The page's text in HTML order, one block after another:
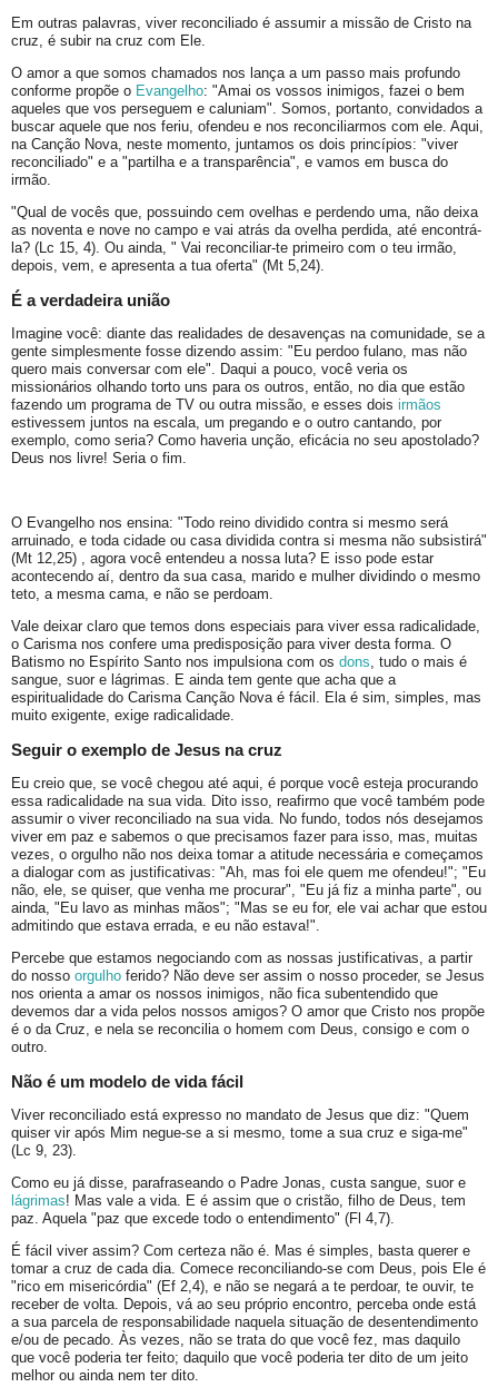
Em outras palavras, viver reconciliado é assumir a missão de Cristo na
cruz, é subir na cruz com Ele.
O amor a que somos chamados nos lança a um passo mais profundo
conforme propõe o Evangelho: "Amai os vossos inimigos, fazei o bem
aqueles que vos perseguem e caluniam". Somos, portanto, convidados a
buscar aquele que nos feriu, ofendeu e nos reconciliarmos com ele. Aqui,
na Canção Nova, neste momento, juntamos os dois princípios: "viver
reconciliado" e a "partilha e a transparência", e vamos em busca do
irmão.
"Qual de vocês que, possuindo cem ovelhas e perdendo uma, não deixa
as noventa e nove no campo e vai atrás da ovelha perdida, até encontrá-
la? (Lc 15, 4). Ou ainda, " Vai reconciliar-te primeiro com o teu irmão,
depois, vem, e apresenta a tua oferta" (Mt 5,24).
É a verdadeira união
Imagine você: diante das realidades de desavenças na comunidade, se a
gente simplesmente fosse dizendo assim: "Eu perdoo fulano, mas não
quero mais conversar com ele". Daqui a pouco, você veria os
missionários olhando torto uns para os outros, então, no dia que estão
fazendo um programa de TV ou outra missão, e esses dois irmãos
estivessem juntos na escala, um pregando e o outro cantando, por
exemplo, como seria? Como haveria unção, eficácia no seu apostolado?
Deus nos livre! Seria o fim.
O Evangelho nos ensina: "Todo reino dividido contra si mesmo será
arruinado, e toda cidade ou casa dividida contra si mesma não subsistirá"
(Mt 12,25) , agora você entendeu a nossa luta? E isso pode estar
acontecendo aí, dentro da sua casa, marido e mulher dividindo o mesmo
teto, a mesma cama, e não se perdoam.
Vale deixar claro que temos dons especiais para viver essa radicalidade,
o Carisma nos confere uma predisposição para viver desta forma. O
Batismo no Espírito Santo nos impulsiona com os dons , tudo o mais é
sangue, suor e lágrimas. E ainda tem gente que acha que a
espiritualidade do Carisma Canção Nova é fácil. Ela é sim, simples, mas
muito exigente, exige radicalidade.
Seguir o exemplo de Jesus na cruz
Eu creio que, se você chegou até aqui, é porque você esteja procurando
essa radicalidade na sua vida. Dito isso, reafirmo que você também pode
assumir o viver reconciliado na sua vida. No fundo, todos nós desejamos
viver em paz e sabemos o que precisamos fazer para isso, mas, muitas
vezes, o orgulho não nos deixa tomar a atitude necessária e começamos
a dialogar com as justificativas: "Ah, mas foi ele quem me ofendeu!"; "Eu
não, ele, se quiser, que venha me procurar", "Eu já fiz a minha parte", ou
ainda, "Eu lavo as minhas mãos"; "Mas se eu for, ele vai achar que estou
admitindo que estava errada, e eu não estava!".
Percebe que estamos negociando com as nossas justificativas, a partir
do nosso orgulho ferido? Não deve ser assim o nosso proceder, se Jesus
nos orienta a amar os nossos inimigos, não fica subentendido que
devemos dar a vida pelos nossos amigos? O amor que Cristo nos propõe
é o da Cruz, e nela se reconcilia o homem com Deus, consigo e com o
outro.
Não é um modelo de vida fácil
Viver reconciliado está expresso no mandato de Jesus que diz: "Quem
quiser vir após Mim negue-se a si mesmo, tome a sua cruz e siga-me"
(Lc 9, 23).
Como eu já disse, parafraseando o Padre Jonas, custa sangue, suor e
lágrimas! Mas vale a vida. E é assim que o cristão, filho de Deus, tem
paz. Aquela "paz que excede todo o entendimento" (Fl 4,7).
É fácil viver assim? Com certeza não é. Mas é simples, basta querer e
tomar a cruz de cada dia. Comece reconciliando-se com Deus, pois Ele é
"rico em misericórdia" (Ef 2,4), e não se negará a te perdoar, te ouvir, te
receber de volta. Depois, vá ao seu próprio encontro, perceba onde está
a sua parcela de responsabilidade naquela situação de desentendimento
e/ou de pecado. Às vezes, não se trata do que você fez, mas daquilo
que você poderia ter feito; daquilo que você poderia ter dito de um jeito
melhor ou ainda nem ter dito.